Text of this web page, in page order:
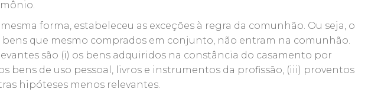
forma, estabeleceu as exceções à regra da comunhão. Ou seja, o
que mesmo comprados em conjunto, não entram na comunhão.
são (i) os bens adquiridos na constância do casamento por
bens de uso pessoal, livros e instrumentos da profissão, (iii) proventos
hipóteses menos relevantes.